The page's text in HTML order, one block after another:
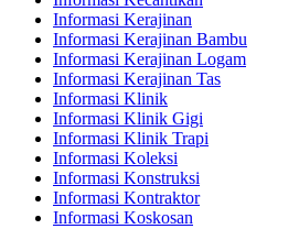
Informasi Kerajinan
Informasi Kerajinan Bambu
Informasi Kerajinan Logam
Informasi Kerajinan Tas
Informasi Klinik
Informasi Klinik Gigi
Informasi Klinik Trapi
Informasi Koleksi
Informasi Konstruksi
Informasi Kontraktor
Informasi Koskosan